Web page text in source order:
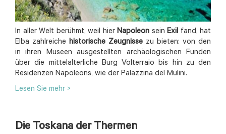
In aller Welt berühmt, weil hier Napoleon sein Exil fand, hat
Elba zahlreiche historische Zeugnisse zu bieten: von den
in ihren Museen ausgestellten archäologischen Funden
über die mittelalterliche Burg Volterraio bis hin zu den
Residenzen Napoleons, wie der Palazzina del Mulini.
Lesen Sie mehr >
Die Toskana der Thermen